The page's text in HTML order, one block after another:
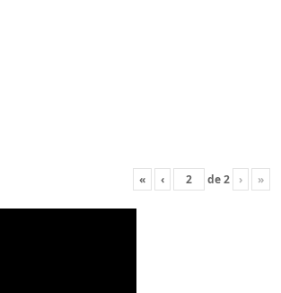
« ‹ de2 › »